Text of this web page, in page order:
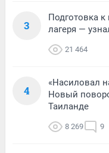
3
Подготовка
лагеря —
21 464
4
«Насиловал
Новый
Таиланде
8 269 9